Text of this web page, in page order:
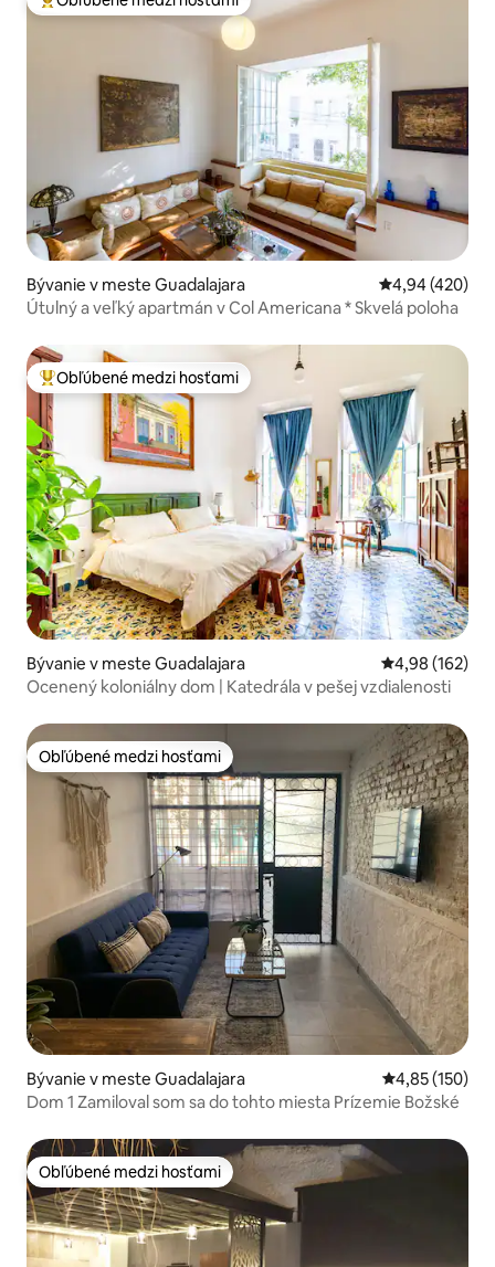
Najobľúbenejšie medzi hosťami
Bývanie v meste Guadalajara Priemerné
4,94 (420)
Útulný a veľký apartmán v Col Americana * Skvelá poloha
Najobľúbenejšie medzi hosťami
Obľúbené medzi hosťami
Bývanie v meste Guadalajara Priemerné
4,98 (162)
Ocenený koloniálny dom | Katedrála v pešej vzdialenosti
Obľúbené medzi hosťami
Obľúbené medzi hosťami
Bývanie v meste Guadalajara Priemerné
4,85 (150)
Dom 1 Zamiloval som sa do tohto miesta Prízemie Božské
Obľúbené medzi hosťami
Obľúbené medzi hosťami